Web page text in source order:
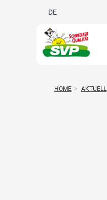
DE
HOME > AKTUELL